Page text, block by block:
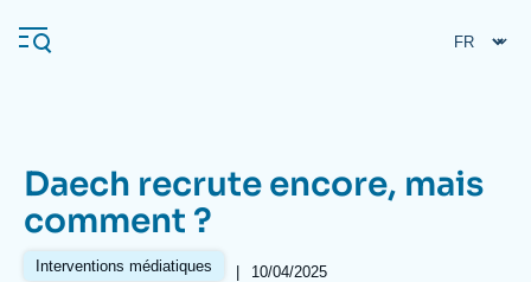
au
contenu
Navigation
principale
L'Ifri
Daech recrute encore, mais
comment ?
Interventions médiatiques | 10/04/2025